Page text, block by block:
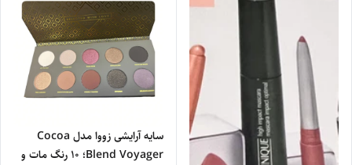
سایه آرایشی زووا مدل Cocoa
Blend Voyager؛ 10 رنگ مات و